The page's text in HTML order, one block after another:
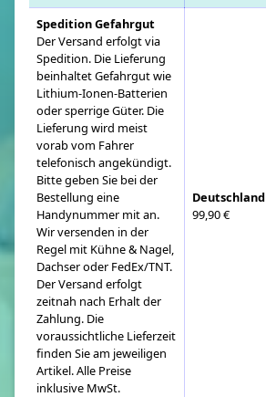
Spedition Gefahrgut
Der Versand erfolgt via
Spedition. Die Lieferung
beinhaltet Gefahrgut wie
Lithium-Ionen-Batterien
oder sperrige Güter. Die
Lieferung wird meist
vorab vom Fahrer
telefonisch angekündigt.
Bitte geben Sie bei der
Bestellung eine
Handynummer mit an.
Wir versenden in der
Regel mit Kühne & Nagel,
Dachser oder FedEx/TNT.
Der Versand erfolgt
zeitnah nach Erhalt der
Zahlung. Die
voraussichtliche Lieferzeit
finden Sie am jeweiligen
Artikel. Alle Preise
inklusive MwSt.
Deutschland
99,90 €